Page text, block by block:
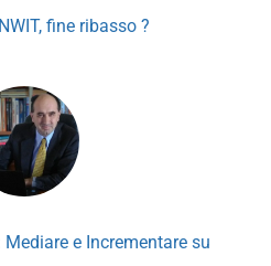
fine ribasso ?
e Incrementare su